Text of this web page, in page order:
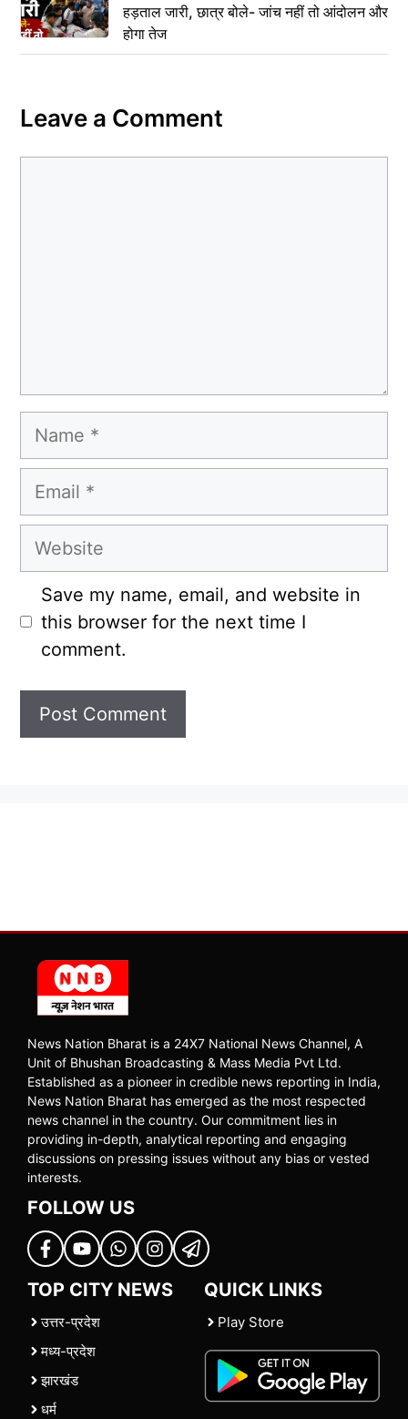
हड़ताल जारी, छात्र बोले- जांच नहीं तो आंदोलन और
होगा तेज
Leave a Comment
Name
Email
Website
Save my name, email, and website in
this browser for the next time I
comment.
News Nation Bharat is a 24X7 National News Channel, A
Unit of Bhushan Broadcasting & Mass Media Pvt Ltd.
Established as a pioneer in credible news reporting in India,
News Nation Bharat has emerged as the most respected
news channel in the country. Our commitment lies in
providing in-depth, analytical reporting and engaging
discussions on pressing issues without any bias or vested
interests.
FOLLOW US
TOP CITY NEWS
उत्तर-प्रदेश
मध्य-प्रदेश
झारखंड
धर्म
QUICK LINKS
Play Store